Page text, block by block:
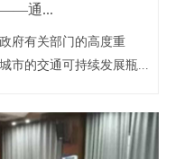
——通...
府有关部门的高度重
市的交通可持续发展瓶...